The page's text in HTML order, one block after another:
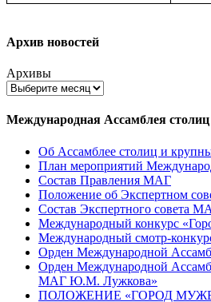
Архив новостей
Архивы
Международная Ассамблея
Об Ассамблее столиц и
План мероприятий
Состав Правления МАГ
Положение об Экспертном
Состав Экспертного совета
Международный конкурс
Международный смотр-
Орден Международной
Орден Международной
МАГ Ю.М. Лужкова»
ПОЛОЖЕНИЕ «ГОРОД